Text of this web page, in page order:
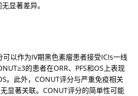
显著差异。
以作为IV期黑色素瘤患者接受ICIs一线
的患者在ORR、PFS和OS上表现
。此外，CONUT评分与严重免疫相关
显著关联。CONUT评分的简单性可能